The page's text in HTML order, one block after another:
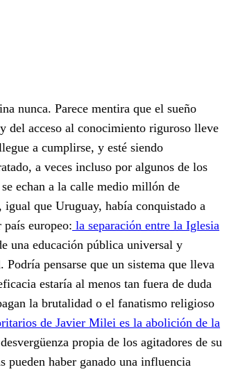
nunca. Parece mentira que el sueño
del acceso al conocimiento riguroso lleve
a cumplirse, y esté siendo
a veces incluso por algunos de los
echan a la calle medio millón de
que Uruguay, había conquistado a
europeo: la separación entre la Iglesia
una educación pública universal y
pensarse que un sistema que lleva
estaría al menos tan fuera de duda
la brutalidad o el fanatismo religioso
de Javier Milei es la abolición de la
propia de los agitadores de su
pueden haber ganado una influencia